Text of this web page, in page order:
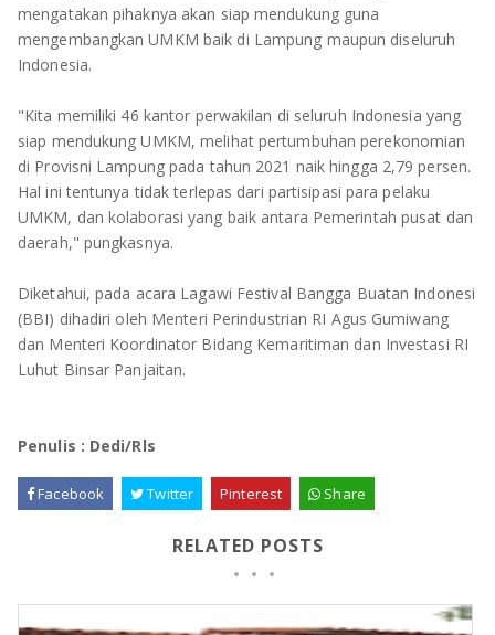
mengatakan pihaknya akan siap mendukung guna
mengembangkan UMKM baik di Lampung maupun diseluruh
Indonesia.
"Kita memiliki 46 kantor perwakilan di seluruh Indonesia yang
siap mendukung UMKM, melihat pertumbuhan perekonomian
di Provisni Lampung pada tahun 2021 naik hingga 2,79 persen.
Hal ini tentunya tidak terlepas dari partisipasi para pelaku
UMKM, dan kolaborasi yang baik antara Pemerintah pusat dan
daerah," pungkasnya.
Diketahui, pada acara Lagawi Festival Bangga Buatan Indonesi
(BBI) dihadiri oleh Menteri Perindustrian RI Agus Gumiwang
dan Menteri Koordinator Bidang Kemaritiman dan Investasi RI
Luhut Binsar Panjaitan.
Penulis : Dedi/Rls
Facebook Twitter Pinterest Share
RELATED POSTS